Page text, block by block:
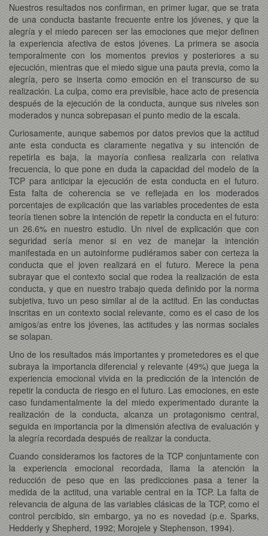
Nuestros resultados nos confirman, en primer lugar, que se trata
de una conducta bastante frecuente entre los jóvenes, y que la
alegría y el miedo parecen ser las emociones que mejor definen
la experiencia afectiva de estos jóvenes. La primera se asocia
temporalmente con los momentos previos y posteriores a su
ejecución, mientras que el miedo sigue una pauta previa, como la
alegría, pero se inserta como emoción en el transcurso de su
realización. La culpa, como era previsible, hace acto de presencia
después de la ejecución de la conducta, aunque sus niveles son
moderados y nunca sobrepasan el punto medio de la escala.
Curiosamente, aunque sabemos por datos previos que la actitud
ante esta conducta es claramente negativa y su intención de
repetirla es baja, la mayoría confiesa realizarla con relativa
frecuencia, lo que pone en duda la capacidad del modelo de la
TCP para anticipar la ejecución de esta conducta en el futuro.
Esta falta de coherencia se ve reflejada en los moderados
porcentajes de explicación que las variables procedentes de esta
teoría tienen sobre la intención de repetir la conducta en el futuro:
un 26.6% en nuestro estudio. Un nivel de explicación que con
seguridad sería menor si en vez de manejar la intención
manifestada en un autoinforme pudiéramos saber con certeza la
conducta que el joven realizará en el futuro. Merece la pena
subrayar que el contexto social que rodea la realización de esta
conducta, y que en nuestro trabajo queda definido por la norma
subjetiva, tuvo un peso similar al de la actitud. En las conductas
inscritas en un contexto social relevante, como es el caso de los
amigos/as entre los jóvenes, las actitudes y las normas sociales
se solapan.
Uno de los resultados más importantes y prometedores es el que
subraya la importancia diferencial y relevante (49%) que juega la
experiencia emocional vivida en la predicción de la intención de
repetir la conducta de riesgo en el futuro. Las emociones, en este
caso fundamentalmente la del miedo experimentado durante la
realización de la conducta, alcanza un protagonismo central,
seguida en importancia por la dimensión afectiva de evaluación y
la alegría recordada después de realizar la conducta.
Cuando consideramos los factores de la TCP conjuntamente con
la experiencia emocional recordada, llama la atención la
reducción de peso que en las predicciones pasa a tener la
medida de la actitud, una variable central en la TCP. La falta de
relevancia de alguna de las variables clásicas de la TCP, como el
control percibido, sin embargo, ya no es novedad (p.e. Sparks,
Hedderly y Shepherd, 1992; Morojele y Stephenson, 1994).